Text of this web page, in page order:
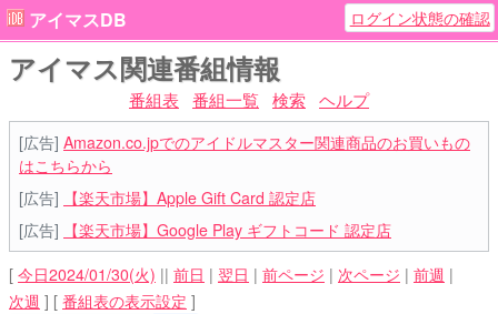
アイマスDB ログイン状態の確認
アイマス関連番組情報
番組表 番組一覧 検索 ヘルプ
[広告] Amazon.co.jpでのアイドルマスター関連商品のお買いもの
はこちらから
[広告]
【楽天市場】Apple Gift Card 認定店
[広告]
【楽天市場】Google Play ギフトコード 認定店
[ 今日2024/01/30(火) || 前日 | 翌日 | 前ページ | 次ページ | 前週 |
次週 ] [ 番組表の表示設定 ]